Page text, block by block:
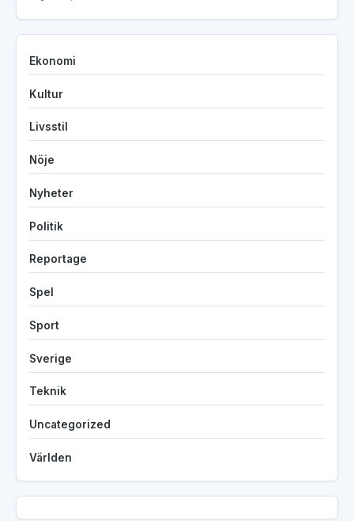
Ekonomi
Kultur
Livsstil
Nöje
Nyheter
Politik
Reportage
Spel
Sport
Sverige
Teknik
Uncategorized
Världen